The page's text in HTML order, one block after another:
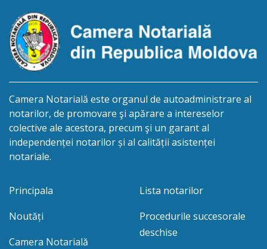
Camera Notarială este organul de autoadministrare al
notarilor, de promovare şi apărare a intereselor
colective ale acestora, precum şi un garant al
independenței notarilor și al calității asistenței
notariale.
Principala
Noutăți
Camera Notarială
Lista notarilor
Procedurile succesorale
deschise